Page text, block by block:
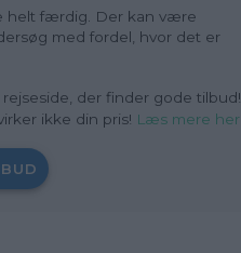
helt færdig. Der kan være
med fordel, hvor det er
der finder gode tilbud!
ikke din pris! Læs mere her